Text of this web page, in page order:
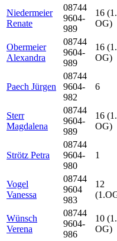
Niedermeier
Renate
08744
9604-
989
16 (1.
OG)
Obermeier
Alexandra
08744
9604-
989
16 (1.
OG)
Paech Jürgen
08744
9604-
982
6
Sterr
Magdalena
08744
9604-
989
16 (1.
OG)
Strötz Petra
08744
9604-
980
1
Vogel
Vanessa
08744
9604
983
12
Wünsch
Verena
08744
9604-
986
10 (1.
OG)